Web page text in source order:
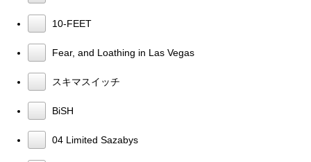
10-FEET
Fear, and Loathing in Las Vegas
スキマスイッチ
BiSH
04 Limited Sazabys